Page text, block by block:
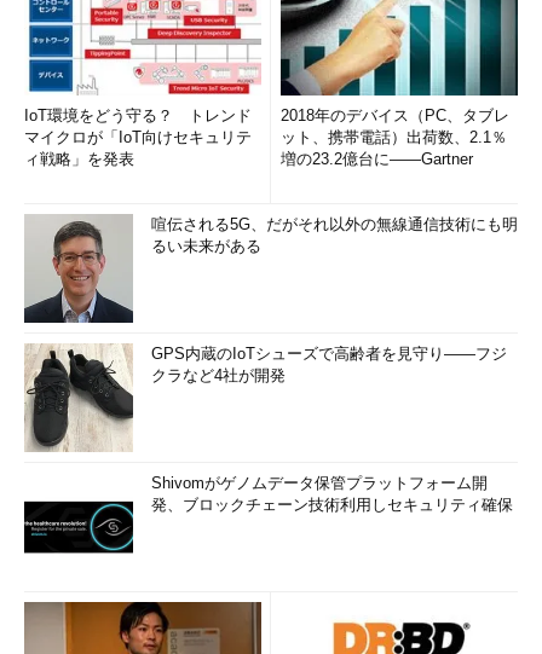
IoT環境をどう守る？ トレンド
マイクロが「IoT向けセキュリテ
ィ戦略」を発表
2018年のデバイス（PC、タブレ
ット、携帯電話）出荷数、2.1％
増の23.2億台に――Gartner
喧伝される5G、だがそれ以外の無線通信技術にも明
るい未来がある
GPS内蔵のIoTシューズで高齢者を見守り――フジ
クラなど4社が開発
Shivomがゲノムデータ保管プラットフォーム開
発、ブロックチェーン技術利用しセキュリティ確保